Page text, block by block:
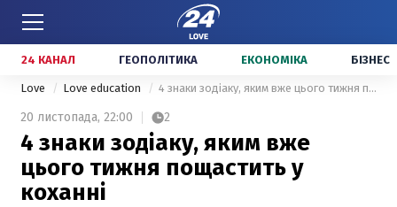
24 КАНАЛ ГЕОПОЛІТИКА ЕКОНОМІКА БІЗНЕС
Love Love education 4 знаки зодіаку, яким вже цього тижня пощастить у коханні
20 листопада, 22:00 2
4 знаки зодіаку, яким вже
цього тижня пощастить у
коханні